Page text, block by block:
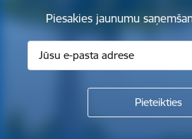
Piesakies jaunumu